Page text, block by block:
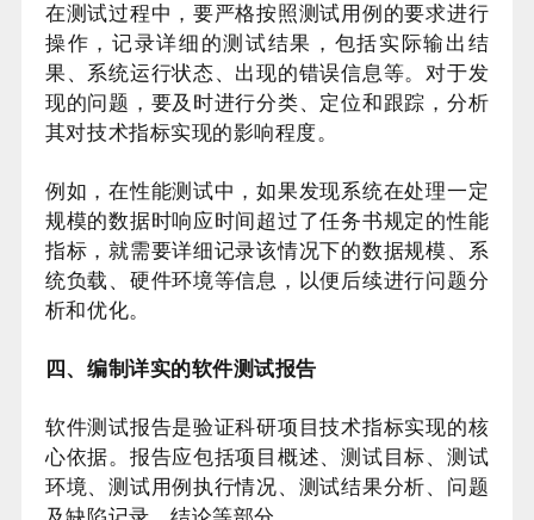
在测试过程中，要严格按照测试用例的要求进行
操作，记录详细的测试结果，包括实际输出结
果、系统运行状态、出现的错误信息等。对于发
现的问题，要及时进行分类、定位和跟踪，分析
其对技术指标实现的影响程度。
例如，在性能测试中，如果发现系统在处理一定
规模的数据时响应时间超过了任务书规定的性能
指标，就需要详细记录该情况下的数据规模、系
统负载、硬件环境等信息，以便后续进行问题分
析和优化。
四、编制详实的软件测试报告
软件测试报告是验证科研项目技术指标实现的核
心依据。报告应包括项目概述、测试目标、测试
环境、测试用例执行情况、测试结果分析、问题